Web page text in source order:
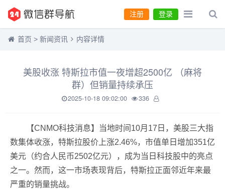
登录
注册
首页 > 新闻资讯 内容详情
美股收涨 特斯拉市值一夜增超2500亿 （麻将
群）但销量持续承压
2025-10-18 09:02:00 336
【CNMO科技消息】当地时间10月17日，美股三大指
数集体收涨，特斯拉股价上涨2.46%，市值单日增加351亿
美元（约合人民币2502亿元），成为当日科技股中的亮点
之一。然而，这一市场表现背后，特斯拉正面邻近年来最
严重的销量挑战。